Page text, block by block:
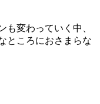
変わっていく中、
ところにおさまらな